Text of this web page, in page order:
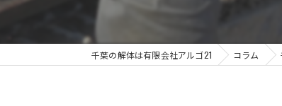
千葉の解体は有限会社アルゴ21 コラム